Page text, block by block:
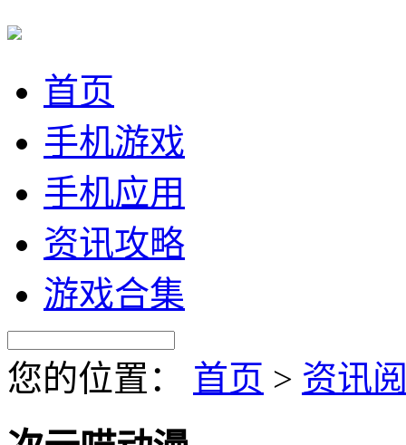
首页
手机游戏
手机应用
资讯攻略
游戏合集
您的位置： 首页 > 资讯